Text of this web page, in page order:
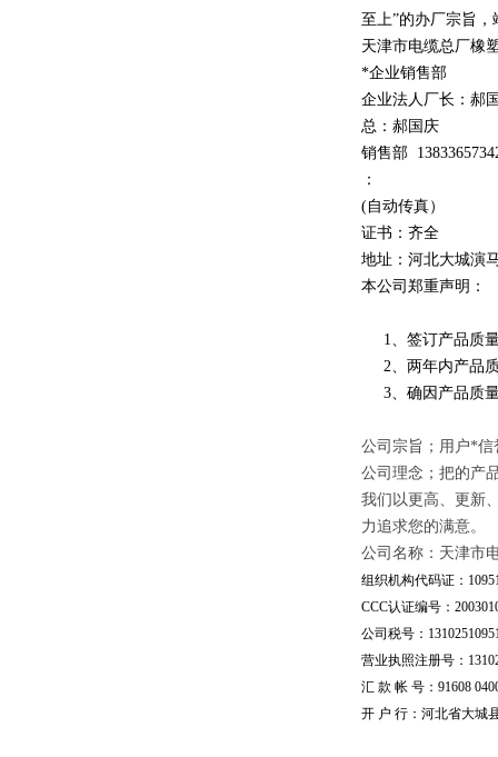
至上”的办厂宗旨，
天津市电缆总厂橡
*企业销售部
企业法人厂长：郝
总：郝国庆
销售部 13833
：
(自动传真）
证书：齐全
地址：河北大城演
本公司郑重声明：
1、签订产品质量
2、两年内产品质
3、确因产品质量
公司宗旨；用户*
公司理念；把的产
我们以更高、更新
力追求您的满意。
公司名称：天津市
组织机构代码证：
CCC认证编号：
公司税号：
营业执照注册号：
汇 款 帐 号：91608
开 户 行：河北省大城